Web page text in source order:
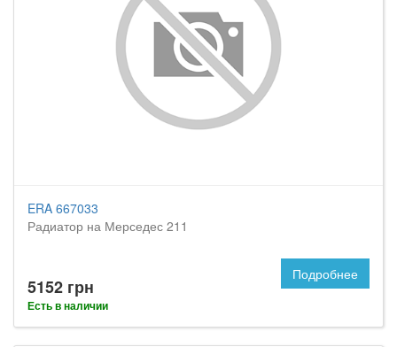
ERA 667033
Радиатор на Мерседес 211
5152 грн
Есть в наличии
Подробнее